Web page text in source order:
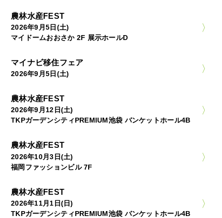
農林水産FEST
2026年9月5日(土)
マイドームおおさか 2F 展示ホールD
マイナビ移住フェア
2026年9月5日(土)
農林水産FEST
2026年9月12日(土)
TKPガーデンシティPREMIUM池袋 バンケットホール4B
農林水産FEST
2026年10月3日(土)
福岡ファッションビル 7F
農林水産FEST
2026年11月1日(日)
TKPガーデンシティPREMIUM池袋 バンケットホール4B